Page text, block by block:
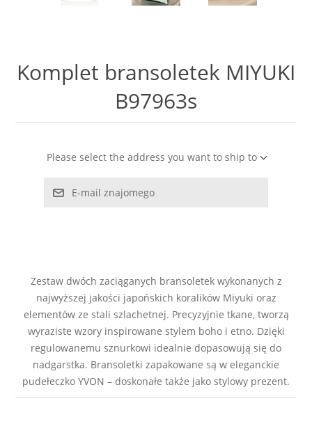
MASA PERŁOWA
RODOCHROZYT
TURMALIN
Komplet bransoletek MIYUKI
B97963s
Please select the address you want to ship to
E-mail znajomego
Zestaw dwóch zaciąganych bransoletek wykonanych z
najwyższej jakości japońskich koralików Miyuki oraz
elementów ze stali szlachetnej. Precyzyjnie tkane, tworzą
wyraziste wzory inspirowane stylem boho i etno. Dzięki
regulowanemu sznurkowi idealnie dopasowują się do
nadgarstka. Bransoletki zapakowane są w eleganckie
pudełeczko YVON – doskonałe także jako stylowy prezent.